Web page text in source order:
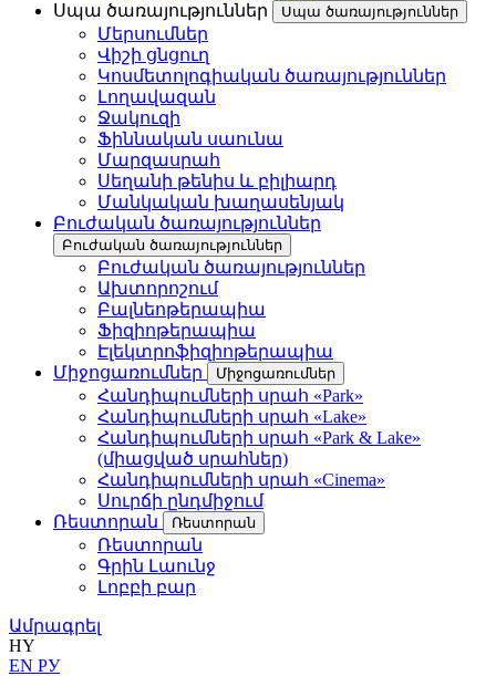
Սպա ծառայություններ
Սպա ծառայություններ
Մերսումներ
Վիշի ցնցուղ
Կոսմետոլոգիական ծառայություններ
Լողավազան
Ջակուզի
Ֆիննական սաունա
Մարզասրահ
Սեղանի թենիս և բիլիարդ
Մանկական խաղասենյակ
Բուժական ծառայություններ
Բուժական ծառայություններ
Բուժական ծառայություններ
Ախտորոշում
Բալնեոթերապիա
Ֆիզիոթերապիա
Էլեկտրոֆիզիոթերապիա
Միջոցառումներ
Միջոցառումներ
Հանդիպումների սրահ «Park»
Հանդիպումների սրահ «Lake»
Հանդիպումների սրահ «Park & Lake»
(միացված սրահներ)
Հանդիպումների սրահ «Cinema»
Սուրճի ընդմիջում
Ռեստորան
Ռեստորան
Ռեստորան
Գրին Լաունջ
Լոբբի բար
Ամրագրել
HY
EN РУ